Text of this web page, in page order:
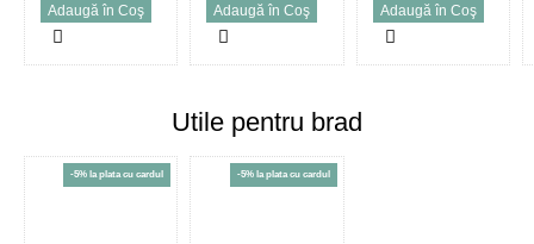
Adaugă în Coş Adaugă în Coş Adaugă în Coş
Utile pentru brad
-5% la plata cu cardul -5% la plata cu cardul